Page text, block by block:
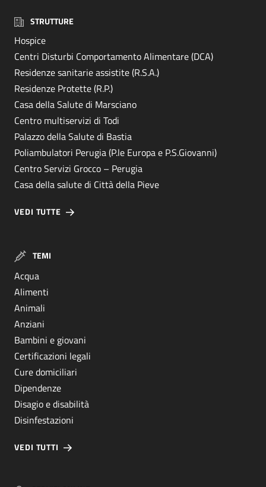
STRUTTURE
Hospice
Centri Disturbi Comportamento Alimentare (DCA)
Residenze sanitarie assistite (R.S.A.)
Residenze Protette (R.P.)
Casa della Salute di Marsciano
Centro multiservizi di Todi
Palazzo della Salute di Bastia
Poliambulatori Perugia (P.le Europa e P.S.Giovanni)
Centro Servizi Grocco – Perugia
Casa della salute di Città della Pieve
VEDI TUTTE
TEMI
Acqua
Alimenti
Animali
Anziani
Bambini e giovani
Certificazioni legali
Cure domiciliari
Dipendenze
Disagio e disabilità
Disinfestazioni
VEDI TUTTI